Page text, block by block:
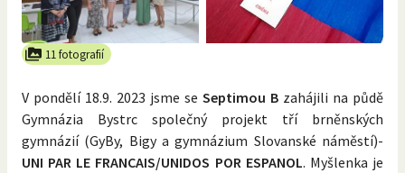
11 fotografií
V pondělí 18.9. 2023 jsme se Septimou B zahájili na půdě
Gymnázia Bystrc společný projekt tří brněnských
gymnázií (GyBy, Bigy a gymnázium Slovanské náměstí)-
UNI PAR LE FRANCAIS/UNIDOS POR ESPANOL. Myšlenka je